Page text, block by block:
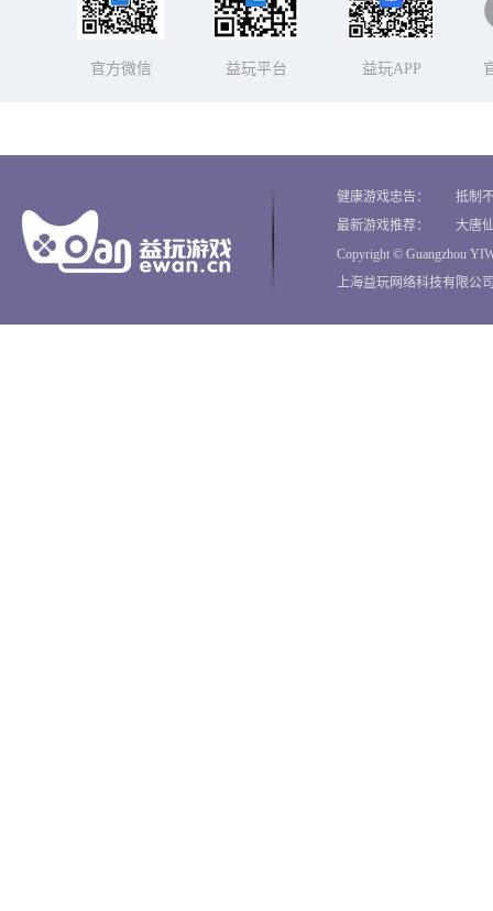
官方微信 益玩平台 益玩APP
健康游戏忠告：
抵制
最新游戏推荐：
大唐
Copyright © Guangzhou
上海益玩网络科技有限公